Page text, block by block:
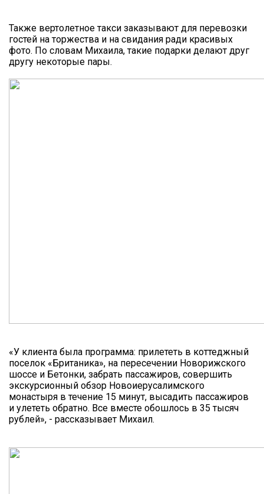
Также вертолетное такси заказывают для перевозки
гостей на торжества и на свидания ради красивых
фото. По словам Михаила, такие подарки делают друг
другу некоторые пары.
«У клиента была программа: прилететь в коттеджный
поселок «Британика», на пересечении Новорижского
шоссе и Бетонки, забрать пассажиров, совершить
экскурсионный обзор Новоиерусалимского
монастыря в течение 15 минут, высадить пассажиров
и улететь обратно. Все вместе обошлось в 35 тысяч
рублей», - рассказывает Михаил.